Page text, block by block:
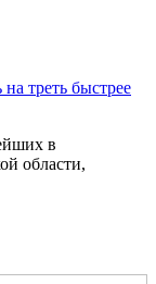
треть быстрее
в
области,